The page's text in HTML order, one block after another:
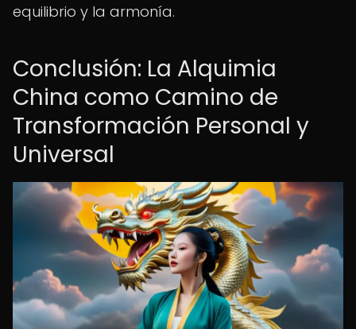
equilibrio y la armonía.
Conclusión: La Alquimia
China como Camino de
Transformación Personal y
Universal